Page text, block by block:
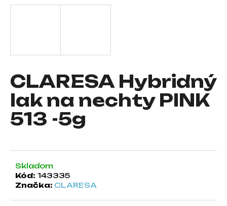
CLARESA Hybridný
lak na nechty PINK
513 -5g
Skladom
Kód: 143335
Značka: CLARESA
ť
HĽADAŤ
d
p